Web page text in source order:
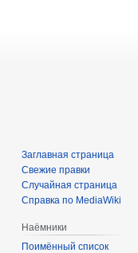
Заглавная страница
Свежие правки
Случайная страница
Справка по MediaWiki
Наёмники
Поимённый список